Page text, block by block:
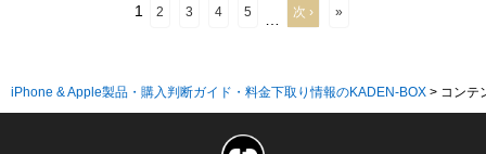
1 2 3 4 5 次 › »
iPhone & Apple製品・購入判断ガイド・料金下取り情報のKADEN-BOX > コンテ